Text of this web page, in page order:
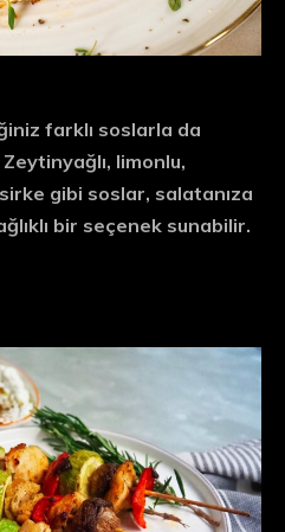
farklı soslarla da
limonlu,
gibi soslar, salatanıza
bir seçenek sunabilir.